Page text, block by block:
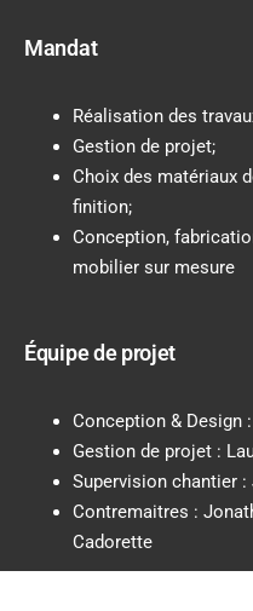
Mandat
Réalisation des
Gestion de projet;
Choix des matériaux
finition;
Conception,
mobilier sur mesure
Équipe de projet
Conception & Design
Gestion de projet :
Supervision chantier :
Contremaitres :
Cadorette